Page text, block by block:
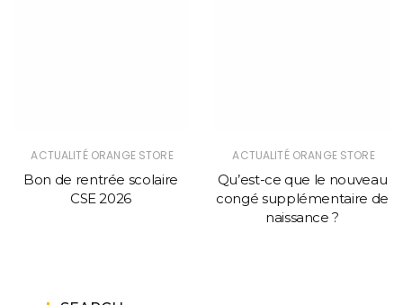
ACTUALITÉ ORANGE STORE
Bon de rentrée scolaire
CSE 2026
ACTUALITÉ ORANGE STORE
Qu’est-ce que le nouveau
congé supplémentaire de
naissance ?